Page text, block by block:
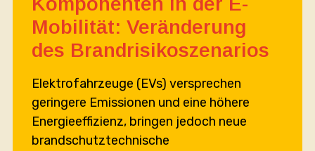
Mobilität: Veränderung
des Brandrisikoszenarios
Elektrofahrzeuge (EVs) versprechen
geringere Emissionen und eine höhere
Energieeffizienz, bringen jedoch neue
brandschutztechnische